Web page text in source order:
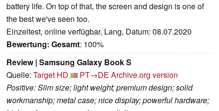
battery life. On top of that, the screen and design is one of
the best we've seen too.
Einzeltest, online verfügbar, Lang, Datum: 08.07.2020
Bewertung: Gesamt: 100%
Review | Samsung Galaxy Book S
Quelle: Target HD PT→DE Archive.org version
Positive: Slim size; light weight; premium design; solid
workmanship; metal case; nice display; powerful hardware;